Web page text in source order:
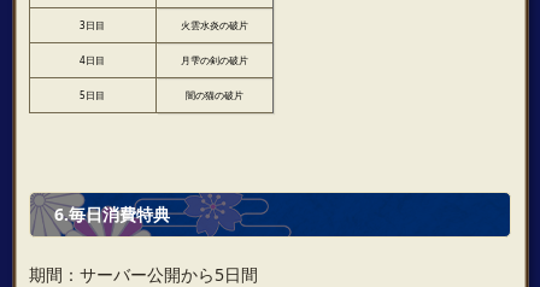
3日目 火雲水炎の破片
4日目 月雫の剣の破片
5日目 闇の猫の破片
6.毎日消費特典
期間：サーバー公開から5日間